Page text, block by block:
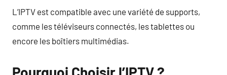
L’IPTV est compatible avec une variété de supports,
comme les téléviseurs connectés, les tablettes ou
encore les boîtiers multimédias.